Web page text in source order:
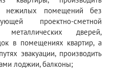
нежилых помещений без
проектно-сметной
металлических дверей,
в помещениях квартир, а
эвакуации, производить
лоджии, балконы;